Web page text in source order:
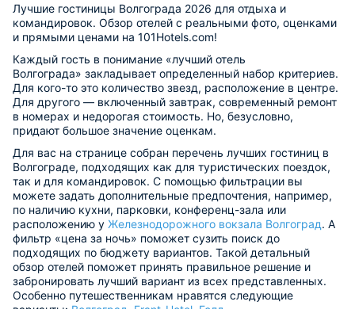
Лучшие гостиницы Волгограда 2026 для отдыха и
командировок. Обзор отелей с реальными фото, оценками
и прямыми ценами на 101Hotels.com!
Каждый гость в понимание «лучший отель
Волгограда» закладывает определенный набор критериев.
Для кого-то это количество звезд, расположение в центре.
Для другого — включенный завтрак, современный ремонт
в номерах и недорогая стоимость. Но, безусловно,
придают большое значение оценкам.
Для вас на странице собран перечень лучших гостиниц в
Волгограде, подходящих как для туристических поездок,
так и для командировок. С помощью фильтрации вы
можете задать дополнительные предпочтения, например,
по наличию кухни, парковки, конференц-зала или
расположению у Железнодорожного вокзала Волгоград. А
фильтр «цена за ночь» поможет сузить поиск до
подходящих по бюджету вариантов. Такой детальный
обзор отелей поможет принять правильное решение и
забронировать лучший вариант из всех представленных.
Особенно путешественникам нравятся следующие